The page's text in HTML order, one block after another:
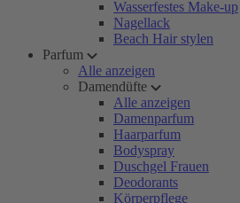
Wasserfestes Make-up
Nagellack
Beach Hair stylen
Parfum
Alle anzeigen
Damendüfte
Alle anzeigen
Damenparfum
Haarparfum
Bodyspray
Duschgel Frauen
Deodorants
Körperpflege